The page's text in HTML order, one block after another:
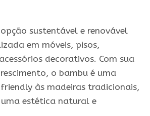
sustentável e renovável
em móveis, pisos,
decorativos. Com sua
o bambu é uma
às madeiras tradicionais,
estética natural e